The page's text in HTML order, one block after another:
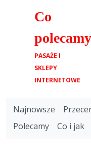
Co
polecamy
PASAŻE I
SKLEPY
INTERNETOWE
Najnowsze
Polecamy
Co i jak